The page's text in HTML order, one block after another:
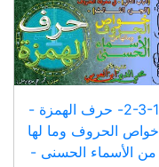
2-3-1- حرف الهمزة -
خواص الحروف وما لها
من الأسماء الحسنى -